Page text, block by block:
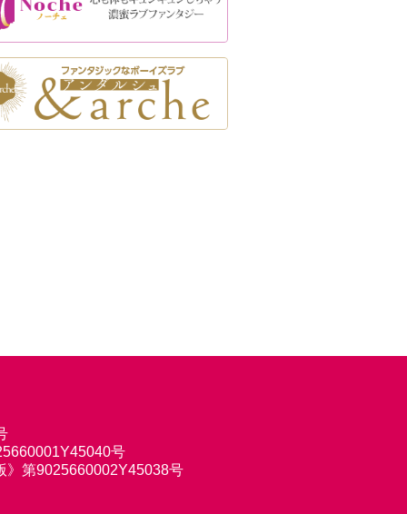
号
第9025660002Y45038号